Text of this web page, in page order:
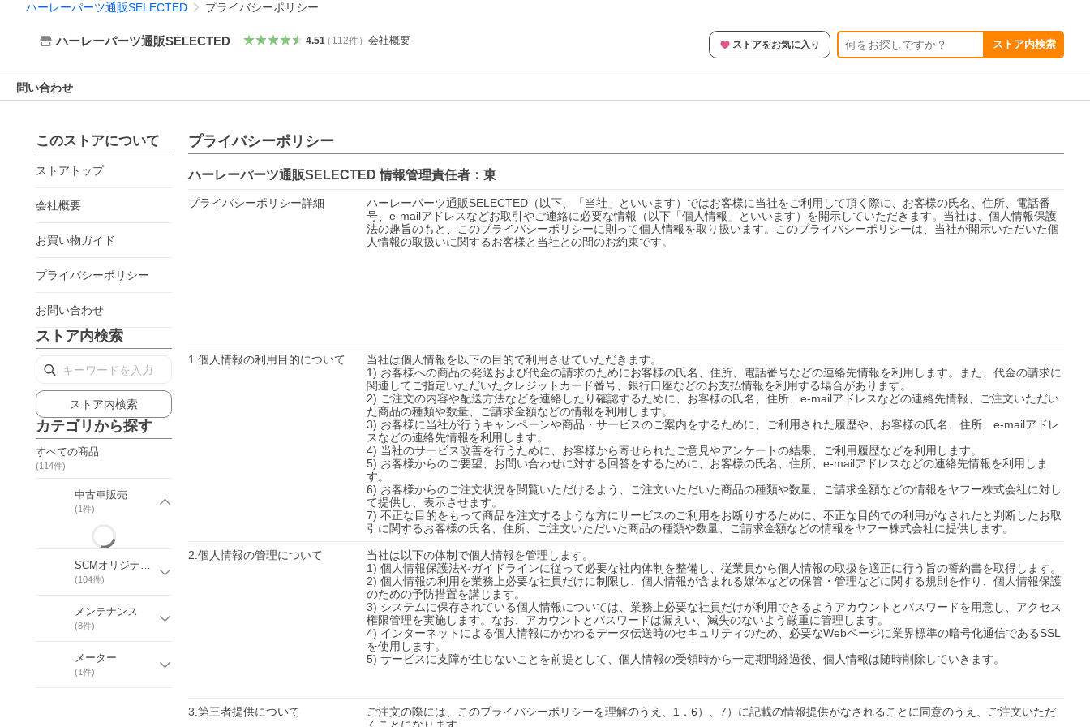
ハーレーパーツ通販SELECTED プライバシーポリシー
ハーレーパーツ通販SELECTED 4.51（ 112件） 会社概要 ストアをお気に入り ストア内検索
問い合わせ
このストアについて
ストアトップ
会社概要
お買い物ガイド
プライバシーポリシー
お問い合わせ
ストア内検索
ストア内検索
カテゴリから探す
すべての商品
(114件)
中古車販売
(1件)
SCMオリジナルパーツ
(104件)
メンテナンス
(8件)
メーター
(1件)
プライバシーポリシー
ハーレーパーツ通販SELECTED 情報管理責任者： 東
プライバシーポリシー詳細
ハーレーパーツ通販SELECTED（以下、「当社」といいます）ではお客様に当社をご利用して頂く際に、お客様の氏名、住所、電話番
号、e-mailアドレスなどお取引やご連絡に必要な情報（以下「個人情報」といいます）を開示していただきます。当社は、個人情報保護
法の趣旨のもと、このプライバシーポリシーに則って個人情報を取り扱います。このプライバシーポリシーは、当社が開示いただいた個
人情報の取扱いに関するお客様と当社との間のお約束です。
1.個人情報の利用目的について
当社は個人情報を以下の目的で利用させていただきます。
1) お客様への商品の発送および代金の請求のためにお客様の氏名、住所、電話番号などの連絡先情報を利用します。また、代金の請求に
関連してご指定いただいたクレジットカード番号、銀行口座などのお支払情報を利用する場合があります。
2) ご注文の内容や配送方法などを連絡したり確認するために、お客様の氏名、住所、e-mailアドレスなどの連絡先情報、ご注文いただい
た商品の種類や数量、ご請求金額などの情報を利用します。
3) お客様に当社が行うキャンペーンや商品・サービスのご案内をするために、ご利用された履歴や、お客様の氏名、住所、e-mailアドレ
スなどの連絡先情報を利用します。
4) 当社のサービス改善を行うために、お客様から寄せられたご意見やアンケートの結果、ご利用履歴などを利用します。
5) お客様からのご要望、お問い合わせに対する回答をするために、お客様の氏名、住所、e-mailアドレスなどの連絡先情報を利用しま
す。
6) お客様からのご注文状況を閲覧いただけるよう、ご注文いただいた商品の種類や数量、ご請求金額などの情報をヤフー株式会社に対し
て提供し、表示させます。
7) 不正な目的をもって商品を注文するような方にサービスのご利用をお断りするために、不正な目的での利用がなされたと判断したお取
引に関するお客様の氏名、住所、ご注文いただいた商品の種類や数量、ご請求金額などの情報をヤフー株式会社に提供します。
2.個人情報の管理について
当社は以下の体制で個人情報を管理します。
1) 個人情報保護法やガイドラインに従って必要な社内体制を整備し、従業員から個人情報の取扱を適正に行う旨の誓約書を取得します。
2) 個人情報の利用を業務上必要な社員だけに制限し、個人情報が含まれる媒体などの保管・管理などに関する規則を作り、個人情報保護
のための予防措置を講じます。
3) システムに保存されている個人情報については、業務上必要な社員だけが利用できるようアカウントとパスワードを用意し、アクセス
権限管理を実施します。なお、アカウントとパスワードは漏えい、滅失のないよう厳重に管理します。
4) インターネットによる個人情報にかかわるデータ伝送時のセキュリティのため、必要なWebページに業界標準の暗号化通信であるSSL
を使用します。
5) サービスに支障が生じないことを前提として、個人情報の受領時から一定期間経過後、個人情報は随時削除していきます。
3.第三者提供について
ご注文の際には、このプライバシーポリシーを理解のうえ、1．6）、7）に記載の情報提供がなされることに同意のうえ、ご注文いただ